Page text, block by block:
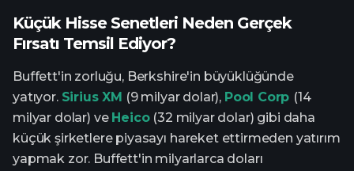
Küçük Hisse Senetleri Neden Gerçek
Fırsatı Temsil Ediyor?
Buffett'in zorluğu, Berkshire'in büyüklüğünde
yatıyor. Sirius XM (9 milyar dolar), Pool Corp (14
milyar dolar) ve Heico(32 milyar dolar) gibi daha
küçük şirketlere piyasayı hareket ettirmeden yatırım
yapmak zor. Buffett'in milyarlarca doları